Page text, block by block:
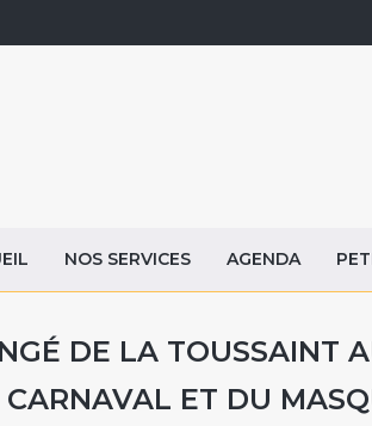
NOS SERVICES AGENDA
DE LA TOUSSAINT
CARNAVAL ET DU